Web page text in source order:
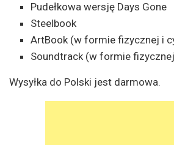
Pudełkowa wersję Days Gone
Steelbook
ArtBook (w formie fizycznej i
Soundtrack (w formie
Wysyłka do Polski jest darmowa.